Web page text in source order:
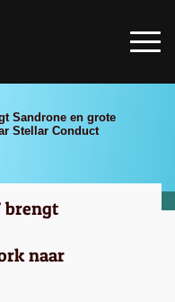
Sandrone en grote
Stellar Conduct
brengt
naar